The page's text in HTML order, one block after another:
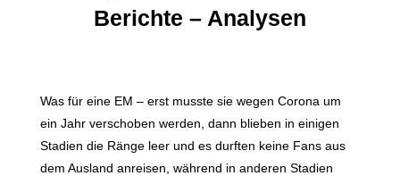
Berichte – Analysen
Was für eine EM – erst musste sie wegen Corona um
ein Jahr verschoben werden, dann blieben in einigen
Stadien die Ränge leer und es durften keine Fans aus
dem Ausland anreisen, während in anderen Stadien